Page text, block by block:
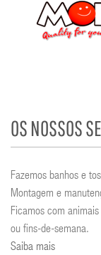
OS NOSSOS
Fazemos banhos e
Montagem e
Ficamos com
ou fins-de-semana.
Saiba mais